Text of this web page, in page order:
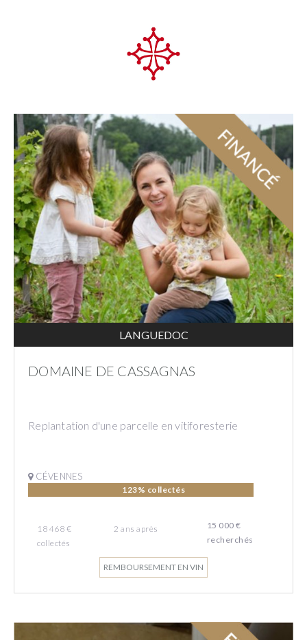
LANGUEDOC
DOMAINE DE CASSAGNAS
Replantation d'une parcelle en vitiforesterie
CÉVENNES
123% collectés
18 468 €
collectés
2 ans après
15 000 €
recherchés
REMBOURSEMENT EN VIN